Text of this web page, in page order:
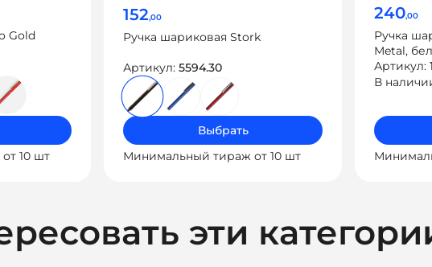
Gold
10 шт
152,00
Ручка шариковая Stork
Артикул: 5594.30
Выбрать
Минимальный тираж от 10 шт
240,00
Ручка
Metal,
Артикул:
В
эти